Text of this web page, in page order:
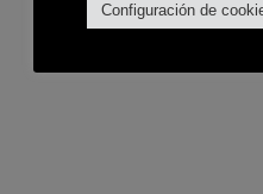
Configuración de